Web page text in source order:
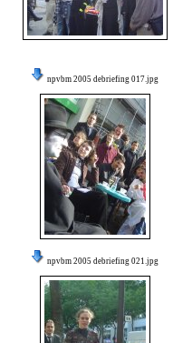
npvbm 2005 debriefing 017.jpg
npvbm 2005 debriefing 021.jpg